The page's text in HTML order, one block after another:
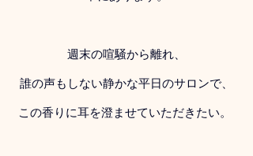
週末の喧騒から離れ、
誰の声もしない静かな平日のサロンで、
この香りに耳を澄ませていただきたい。